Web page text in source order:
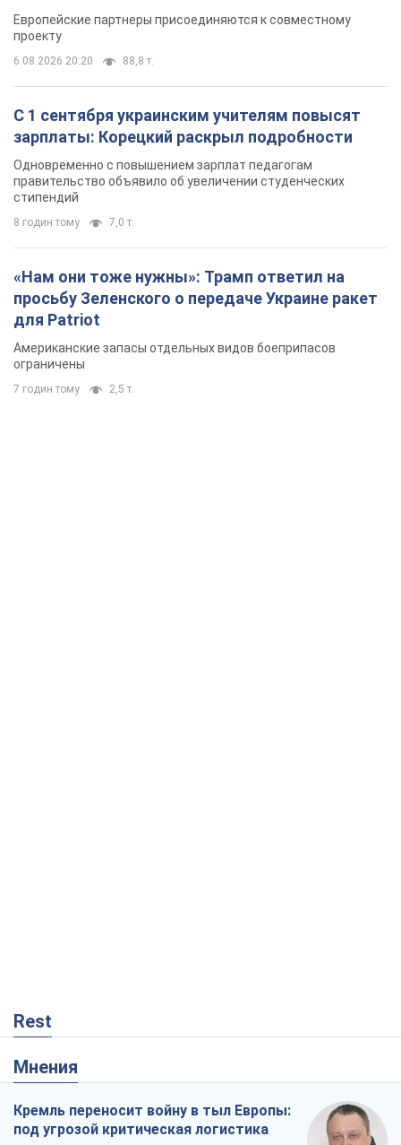
Видео
Европейские партнеры присоединяются к совместному
проекту
6.08.2026 20:20 88,8 т.
С 1 сентября украинским учителям повысят
зарплаты: Корецкий раскрыл подробности
Одновременно с повышением зарплат педагогам
правительство объявило об увеличении студенческих
стипендий
8 годин тому 7,0 т.
«Нам они тоже нужны»: Трамп ответил на
просьбу Зеленского о передаче Украине ракет
для Patriot
Американские запасы отдельных видов боеприпасов
ограничены
7 годин тому 2,5 т.
Rest
Мнения
Кремль переносит войну в тыл Европы:
под угрозой критическая логистика